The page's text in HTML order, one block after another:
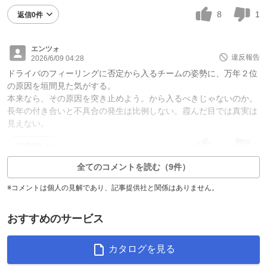
返信0件 8 1
エンツォ
2026/6/09 04:28
違反報告
ドライバのフィーリングに否定から入るチームの姿勢に、万年２位
の原因を垣間見た気がする。
本来なら、その原因を突き止めよう。から入るべきじゃないのか。
長年の付き合いと不具合の発生は比例しない。霞んだ目では真実は
見えない。
全てのコメントを読む（9件）
※コメントは個人の見解であり、記事提供社と関係はありません。
おすすめのサービス
カタログを見る